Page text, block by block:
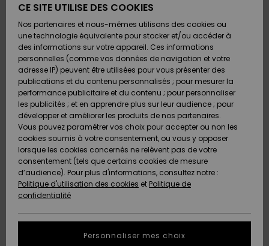
Chaussures
& Tongs
Surf
Snow
Nouveautés
A
Découvrir
Chaussures
& Tongs
Surf
Snow
Nouveautés
A
Découvrir
FEMME
A
Découvrir
Snow
SURF
Surf
Shop
Enfant
Highlights
Communauté
SNOW
Snow
Shop
Enfant
Snow
Shop
Femme
A
Découvrir
Communauté
OUTLET
Enfant
Outlet
Femme
AIDE &
CONTACT
Retours
Paiement
Carte
Cadeau
Quiksilver
Freedom
Protection
des
tailles
MAGASINS
QUIKSILVER
CE SITE UTILISE DES COOKIES
Nos partenaires et nous-mêmes utilisons des cookies ou
une technologie équivalente pour stocker et/ou accéder à
des informations sur votre appareil. Ces informations
personnelles (comme vos données de navigation et votre
adresse IP) peuvent être utilisées pour vous présenter des
publications et du contenu personnalisés ; pour mesurer la
performance publicitaire et du contenu ; pour personnaliser
les publicités ; et en apprendre plus sur leur audience ; pour
développer et améliorer les produits de nos partenaires.
Vous pouvez paramétrer vos choix pour accepter ou non les
cookies soumis à votre consentement, ou vous y opposer
lorsque les cookies concernés ne relèvent pas de votre
consentement (tels que certains cookies de mesure
d’audience). Pour plus d'informations, consultez notre :
Politique d'utilisation des cookies et Politique de
confidentialité
Personnaliser mes choix